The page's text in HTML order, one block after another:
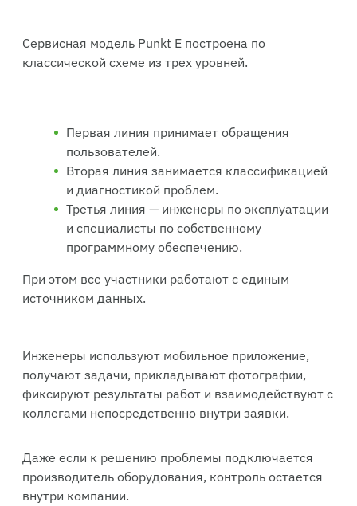
Сервисная модель Punkt E построена по
классической схеме из трех уровней.
Первая линия принимает обращения
пользователей.
Вторая линия занимается классификацией
и диагностикой проблем.
Третья линия — инженеры по эксплуатации
и специалисты по собственному
программному обеспечению.
При этом все участники работают с единым
источником данных.
Инженеры используют мобильное приложение,
получают задачи, прикладывают фотографии,
фиксируют результаты работ и взаимодействуют с
коллегами непосредственно внутри заявки.
Даже если к решению проблемы подключается
производитель оборудования, контроль остается
внутри компании.